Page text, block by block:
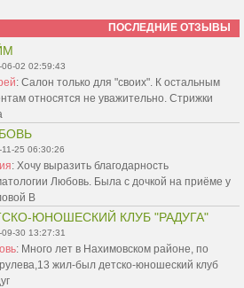
ПОСЛЕДНИЕ ОТЗЫВЫ
06-02 02:59:43
: Салон только для "своих". К остальным
относятся не уважительно. Стрижки
25 06:30:26
: Хочу выразить благодарность
Любовь. Была с дочкой на приёме у
В
ЮНОШЕСКИЙ КЛУБ "РАДУГА"
30 13:27:31
: Много лет в Нахимовском районе, по
жил-был детско-юношеский клуб